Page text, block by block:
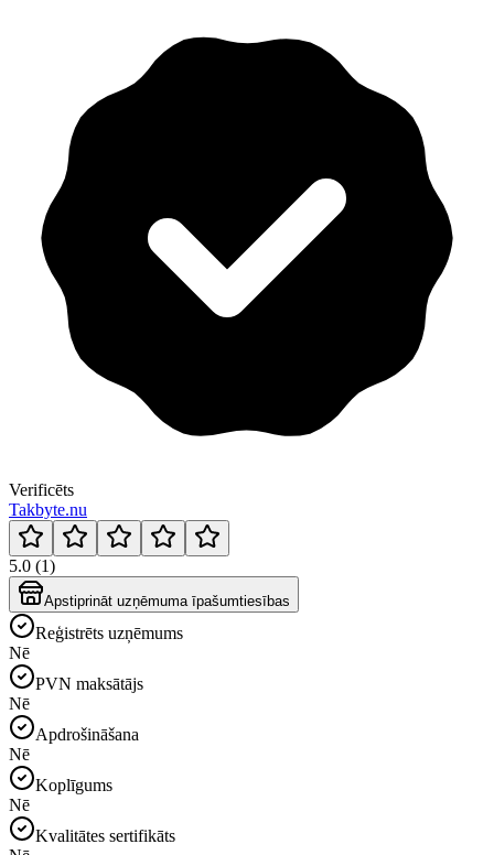
Verificēts
Takbyte.nu
5.0 (1)
Apstiprināt uzņēmuma īpašumtiesības
Reģistrēts uzņēmums
Nē
PVN maksātājs
Nē
Apdrošināšana
Nē
Koplīgums
Nē
Kvalitātes sertifikāts